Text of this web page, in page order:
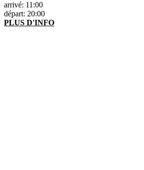
arrivé: 11:00
départ: 20:00
PLUS D'INFO